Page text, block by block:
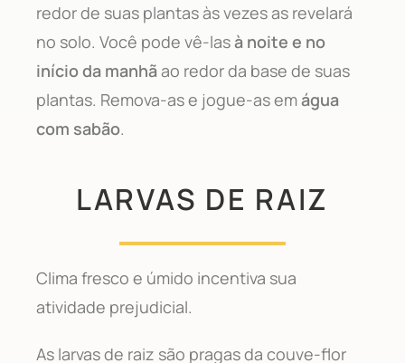
redor de suas plantas às vezes as revelará
no solo. Você pode vê-lasà noite e no
início da manhã ao redor da base de suas
plantas. Remova-as e jogue-as emágua
com sabão.
LARVAS DE RAIZ
Clima fresco e úmido incentiva sua
atividade prejudicial.
As larvas de raiz são pragas da couve-flor